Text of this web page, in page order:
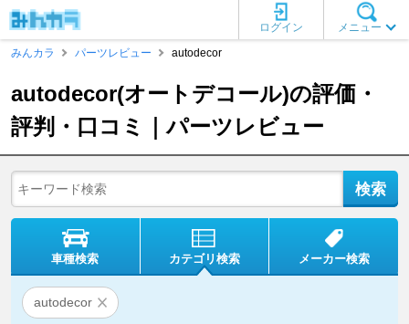
メニュー
ログイン
みんカラ
パーツレビュー autodecor
autodecor(オートデコール)の評価・
評判・口コミ｜パーツレビュー
車種検索 カテゴリ検索 メーカー検索
autodecor